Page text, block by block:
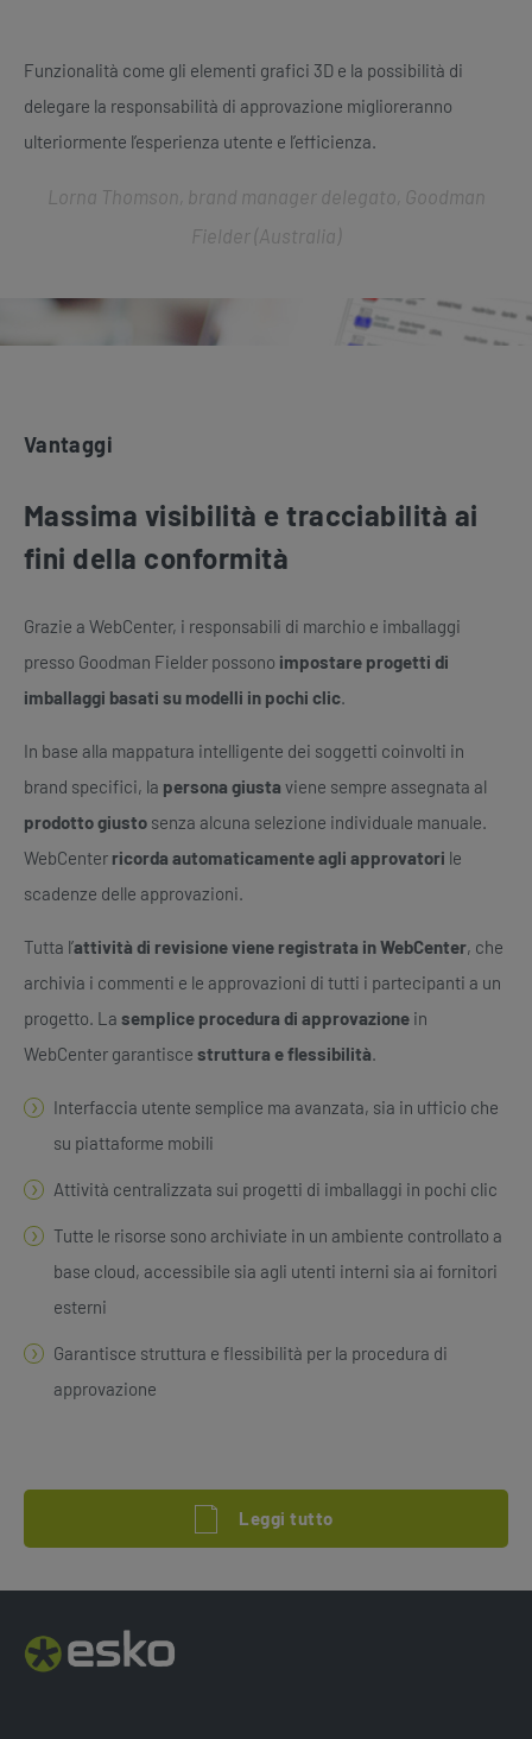
Funzionalità come gli elementi grafici 3D e la possibilità di
delegare la responsabilità di approvazione miglioreranno
ulteriormente l’esperienza utente e l’efficienza.
Lorna Thomson, brand manager delegato, Goodman
Fielder (Australia)
Vantaggi
Massima visibilità e tracciabilità ai
fini della conformità
Grazie a WebCenter, i responsabili di marchio e imballaggi
presso Goodman Fielder possono impostare progetti di
imballaggi basati su modelli in pochi clic.
In base alla mappatura intelligente dei soggetti coinvolti in
brand specifici, la persona giusta viene sempre assegnata al
prodotto giusto senza alcuna selezione individuale manuale.
WebCenter ricorda automaticamente agli approvatori le
scadenze delle approvazioni.
Tutta l’attività di revisione viene registrata in WebCenter, che
archivia i commenti e le approvazioni di tutti i partecipanti a un
progetto. La semplice procedura di approvazione in
WebCenter garantisce struttura e flessibilità.
Interfaccia utente semplice ma avanzata, sia in ufficio che
su piattaforme mobili
Attività centralizzata sui progetti di imballaggi in pochi clic
Tutte le risorse sono archiviate in un ambiente controllato a
base cloud, accessibile sia agli utenti interni sia ai fornitori
esterni
Garantisce struttura e flessibilità per la procedura di
approvazione
Leggi tutto